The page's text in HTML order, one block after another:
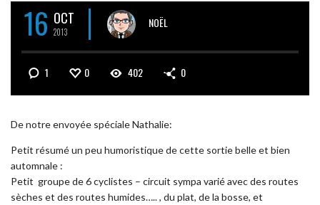
16 OCT
2013
NOËL
1 0 402 0
De notre envoyée spéciale Nathalie:
Petit résumé un peu humoristique de cette sortie belle et bien
automnale :
Petit groupe de 6 cyclistes – circuit sympa varié avec des routes
sèches et des routes humides….. , du plat, de la bosse, et